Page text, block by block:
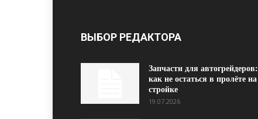
ВЫБОР РЕДАКТОРА
Запчасти для автогрейдеров:
как не остаться в пролёте на
стройке
19.07.2026